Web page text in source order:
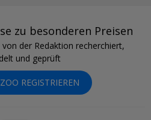
zu besonderen Preisen
der Redaktion recherchiert,
und geprüft
REGISTRIEREN